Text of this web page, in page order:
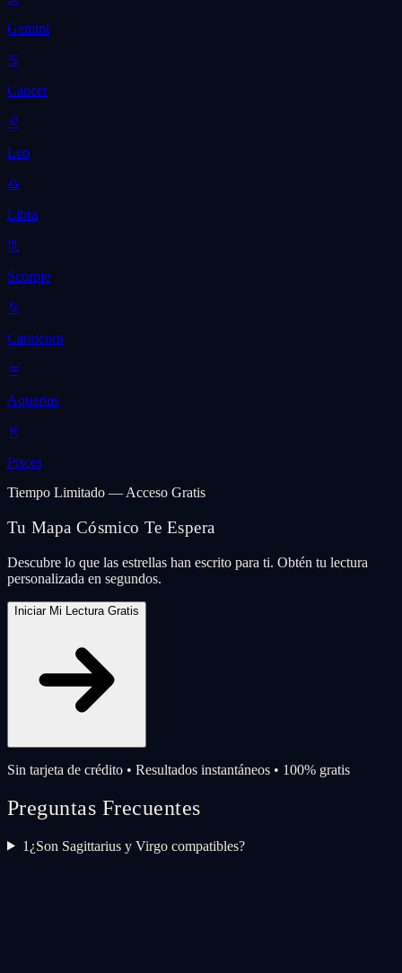
Gemini
♋
Cancer
♌
Leo
♎
Libra
♏
Scorpio
♑
Capricorn
♒
Aquarius
♓
Pisces
Tiempo Limitado — Acceso Gratis
Tu Mapa Cósmico Te Espera
Descubre lo que las estrellas han escrito para ti. Obtén tu lectura
personalizada en segundos.
Iniciar Mi Lectura Gratis
Sin tarjeta de crédito • Resultados instantáneos • 100% gratis
Preguntas Frecuentes
1 ¿Son Sagittarius y Virgo compatibles?